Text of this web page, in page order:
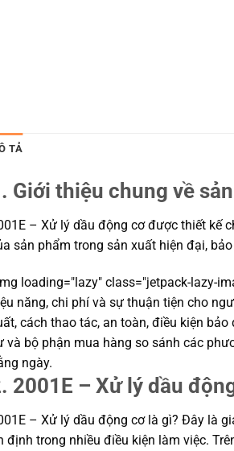
TẢ
Giới thiệu chung về
– Xử lý dầu động cơ được thiết kế
sản phẩm trong sản xuất hiện đại,
loading="lazy" class="jetpack-lazy-
năng, chi phí và sự thuận tiện cho
cách thao tác, an toàn, điều kiện
và bộ phận mua hàng so sánh các
ngày.
2001E – Xử lý dầu
– Xử lý dầu động cơ là gì? Đây là
định trong nhiều điều kiện làm việc.